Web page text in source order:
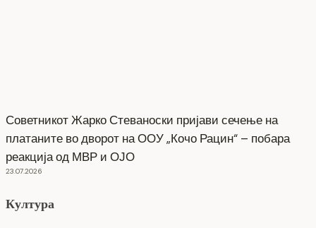
Советникот Жарко Стеваноски пријави сечење на
платаните во дворот на ООУ „Кочо Рацин“ – побара
реакција од МВР и ОЈО
23.07.2026
Култура